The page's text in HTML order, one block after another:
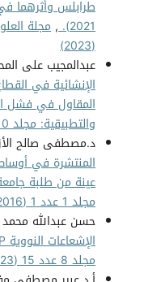
2021).
,
(2023)
عبدالمجيب على
الإنشائية في
المقاول في فشل
والتطبيقية: مجلد 10 عدد 19 (2026)
د.مصطفى صالح
المنتشرة في
عينة من طلبة
مجلد 1 عدد 1 (2016)
حسن عبدالله
الإشعاعات النووية MCNP
مجلد 8 عدد 15 (2023)